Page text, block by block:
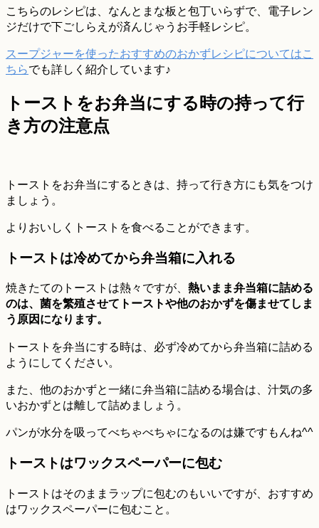
こちらのレシピは、なんとまな板と包丁いらずで、電子レン
ジだけで下ごしらえが済んじゃうお手軽レシピ。
スープジャーを使ったおすすめのおかずレシピについてはこ
ちらでも詳しく紹介しています♪
トーストをお弁当にする時の持って行
き方の注意点
トーストをお弁当にするときは、持って行き方にも気をつけ
ましょう。
よりおいしくトーストを食べることができます。
トーストは冷めてから弁当箱に入れる
焼きたてのトーストは熱々ですが、 熱いまま弁当箱に詰める
のは、菌を繁殖させてトーストや他のおかずを傷ませてしま
う原因になります。
トーストを弁当にする時は、必ず冷めてから弁当箱に詰める
ようにしてください。
また、他のおかずと一緒に弁当箱に詰める場合は、汁気の多
いおかずとは離して詰めましょう。
パンが水分を吸ってべちゃべちゃになるのは嫌ですもんね^^
トーストはワックスペーパーに包む
トーストはそのままラップに包むのもいいですが、おすすめ
はワックスペーパーに包むこと。